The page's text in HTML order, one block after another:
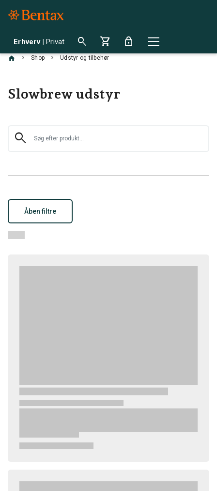
Erhverv | Privat search shopping_cart lock
chevron_right Shop chevron_right Udstyr og tilbehør
Slowbrew udstyr
search
Åben filtre